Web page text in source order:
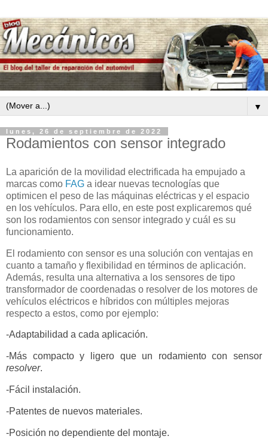
▼
lunes, 26 de septiembre de 2022
Rodamientos con sensor integrado
La aparición de la movilidad electrificada ha empujado a
marcas como FAG a idear nuevas tecnologías que
optimicen el peso de las máquinas eléctricas y el espacio
en los vehículos. Para ello, en este post explicaremos qué
son los rodamientos con sensor integrado y cuál es su
funcionamiento.
El rodamiento con sensor es una solución con ventajas en
cuanto a tamaño y flexibilidad en términos de aplicación.
Además, resulta una alternativa a los sensores de tipo
transformador de coordenadas o resolver de los motores de
vehículos eléctricos e híbridos con múltiples mejoras
respecto a estos, como por ejemplo:
-Adaptabilidad a cada aplicación.
-Más compacto y ligero que un rodamiento con sensor
resolver.
-Fácil instalación.
-Patentes de nuevos materiales.
-Posición no dependiente del montaje.